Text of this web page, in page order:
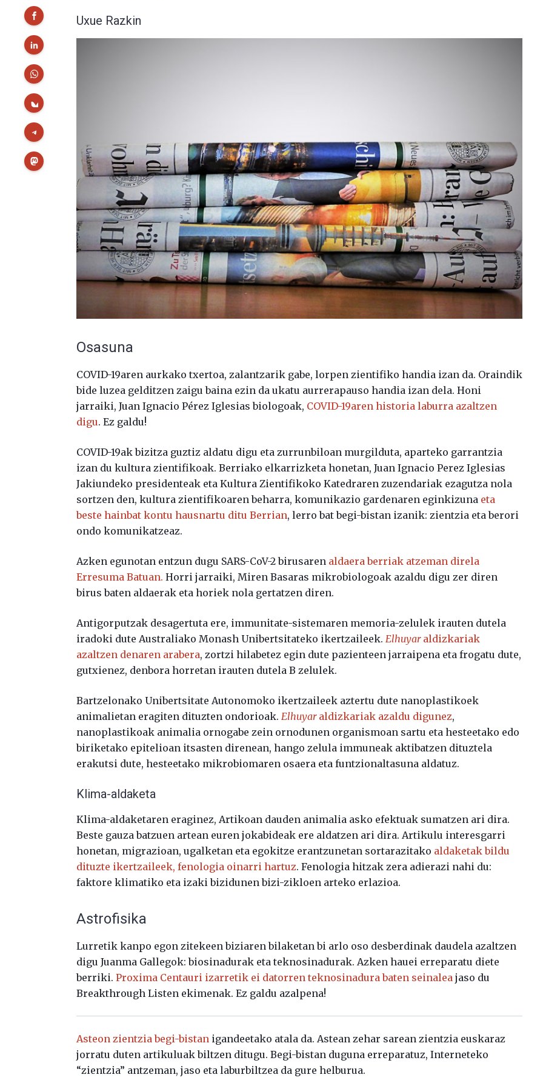
Uxue Razkin
Osasuna
COVID-19aren aurkako txertoa, zalantzarik gabe, lorpen zientifiko handia izan da. Oraindik
bide luzea gelditzen zaigu baina ezin da ukatu aurrerapauso handia izan dela. Honi
jarraiki, Juan Ignacio Pérez Iglesias biologoak, COVID-19aren historia laburra azaltzen
digu. Ez galdu!
COVID-19ak bizitza guztiz aldatu digu eta zurrunbiloan murgilduta, aparteko garrantzia
izan du kultura zientifikoak. Berriako elkarrizketa honetan, Juan Ignacio Perez Iglesias
Jakiundeko presidenteak eta Kultura Zientifikoko Katedraren zuzendariak ezagutza nola
sortzen den, kultura zientifikoaren beharra, komunikazio gardenaren eginkizuna eta
beste hainbat kontu hausnartu ditu Berrian, lerro bat begi-bistan izanik: zientzia eta berori
ondo komunikatzeaz.
Azken egunotan entzun dugu SARS-CoV-2 birusaren aldaera berriak atzeman direla
Erresuma Batuan. Horri jarraiki, Miren Basaras mikrobiologoak azaldu digu zer diren
birus baten aldaerak eta horiek nola gertatzen diren.
Antigorputzak desagertuta ere, immunitate-sistemaren memoria-zelulek irauten dutela
iradoki dute Australiako Monash Unibertsitateko ikertzaileek. Elhuyaraldizkariak
azaltzen denaren arabera, zortzi hilabetez egin dute pazienteen jarraipena eta frogatu dute,
gutxienez, denbora horretan irauten dutela B zelulek.
Bartzelonako Unibertsitate Autonomoko ikertzaileek aztertu dute nanoplastikoek
animalietan eragiten dituzten ondorioak. Elhuyaraldizkariak azaldu digunez,
nanoplastikoak animalia ornogabe zein ornodunen organismoan sartu eta hesteetako edo
biriketako epitelioan itsasten direnean, hango zelula immuneak aktibatzen dituztela
erakutsi dute, hesteetako mikrobiomaren osaera eta funtzionaltasuna aldatuz.
Klima-aldaketa
Klima-aldaketaren eraginez, Artikoan dauden animalia asko efektuak sumatzen ari dira.
Beste gauza batzuen artean euren jokabideak ere aldatzen ari dira. Artikulu interesgarri
honetan, migrazioan, ugalketan eta egokitze erantzunetan sortarazitako aldaketak bildu
dituzte ikertzaileek, fenologia oinarri hartuz. Fenologia hitzak zera adierazi nahi du:
faktore klimatiko eta izaki bizidunen bizi-zikloen arteko erlazioa.
Astrofisika
Lurretik kanpo egon zitekeen biziaren bilaketan bi arlo oso desberdinak daudela azaltzen
digu Juanma Gallegok: biosinadurak eta teknosinadurak. Azken hauei erreparatu diete
berriki.Proxima Centauri izarretik ei datorren teknosinadura baten seinalea jaso du
Breakthrough Listen ekimenak. Ez galdu azalpena!
Asteon zientzia begi-bistan igandeetako atala da. Astean zehar sarean zientzia euskaraz
jorratu duten artikuluak biltzen ditugu. Begi-bistan duguna erreparatuz, Interneteko
“zientzia” antzeman, jaso eta laburbiltzea da gure helburua.